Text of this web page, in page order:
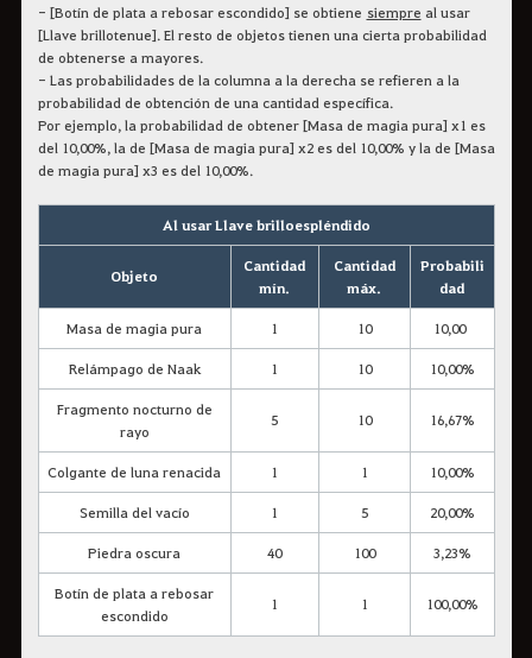
- [Botín de plata a rebosar escondido] se obtiene siempre al usar
[Llave brillotenue]. El resto de objetos tienen una cierta probabilidad
de obtenerse a mayores.
- Las probabilidades de la columna a la derecha se refieren a la
probabilidad de obtención de una cantidad específica.
Por ejemplo, la probabilidad de obtener [Masa de magia pura] x1 es
del 10,00%, la de [Masa de magia pura] x2 es del 10,00% y la de [Masa
de magia pura] x3 es del 10,00%.
Al usar Llave brilloespléndido
Objeto
Cantidad
mín.
Cantidad
máx.
Probabili
dad
Masa de magia pura 1 10 10,00
Relámpago de Naak 1 10 10,00%
Fragmento nocturno de
rayo
5 10 16,67%
Colgante de luna renacida 1 1 10,00%
Semilla del vacío 1 5 20,00%
Piedra oscura 40 100 3,23%
Botín de plata a rebosar
escondido
1 1 100,00%